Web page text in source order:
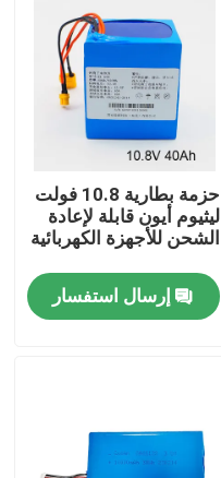
حزمة بطارية 10.8 فولت
ليثيوم أيون قابلة لإعادة
الشحن للأجهزة الكهربائية
إرسال استفسار